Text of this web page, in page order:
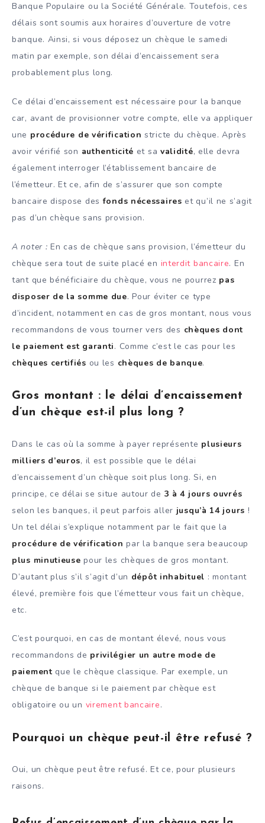
Banque Populaire ou la Société Générale. Toutefois, ces
délais sont soumis aux horaires d’ouverture de votre
banque. Ainsi, si vous déposez un chèque le samedi
matin par exemple, son délai d’encaissement sera
probablement plus long.
Ce délai d’encaissement est nécessaire pour la banque
car, avant de provisionner votre compte, elle va appliquer
une procédure de vérification stricte du chèque. Après
avoir vérifié son authenticité et sa validité, elle devra
également interroger l’établissement bancaire de
l’émetteur. Et ce, afin de s’assurer que son compte
bancaire dispose desfonds nécessaires et qu’il ne s’agit
pas d’un chèque sans provision.
A noter : En cas de chèque sans provision, l’émetteur du
chèque sera tout de suite placé en interdit bancaire. En
tant que bénéficiaire du chèque, vous ne pourrez pas
disposer de la somme due. Pour éviter ce type
d’incident, notamment en cas de gros montant, nous vous
recommandons de vous tourner vers des chèques dont
le paiement est garanti. Comme c’est le cas pour les
chèques certifiés ou les chèques de banque.
Gros montant : le délai d’encaissement
d’un chèque est-il plus long ?
Dans le cas où la somme à payer représente plusieurs
milliers d’euros, il est possible que le délai
d’encaissement d’un chèque soit plus long. Si, en
principe, ce délai se situe autour de 3 à 4 jours ouvrés
selon les banques, il peut parfois aller jusqu’à 14 jours !
Un tel délai s’explique notamment par le fait que la
procédure de vérification par la banque sera beaucoup
plus minutieuse pour les chèques de gros montant.
D’autant plus s’il s’agit d’un dépôt inhabituel : montant
élevé, première fois que l’émetteur vous fait un chèque,
etc.
C’est pourquoi, en cas de montant élevé, nous vous
recommandons de privilégier un autre mode de
paiement que le chèque classique. Par exemple, un
chèque de banque si le paiement par chèque est
obligatoire ou un virement bancaire.
Pourquoi un chèque peut-il être refusé ?
Oui, un chèque peut être refusé. Et ce, pour plusieurs
raisons.